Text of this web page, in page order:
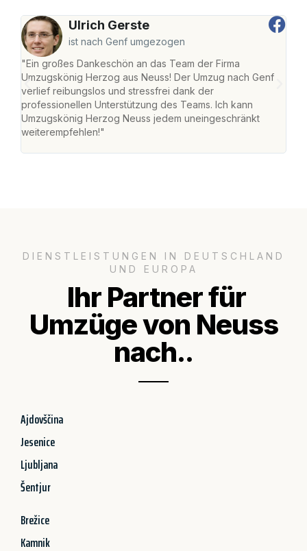
Ulrich Gerste
ist nach Genf umgezogen
"Ein großes Dankeschön an das Team der Firma
Umzugskönig Herzog aus Neuss! Der Umzug nach Genf
verlief reibungslos und stressfrei dank der
professionellen Unterstützung des Teams. Ich kann
Umzugskönig Herzog Neuss jedem uneingeschränkt
weiterempfehlen!"
DIENSTLEISTUNGEN IN DEUTSCHLAND
UND EUROPA
Ihr Partner für
Umzüge von Neuss
nach..
Ajdovščina
Jesenice
Ljubljana
Šentjur
Brežice
Kamnik